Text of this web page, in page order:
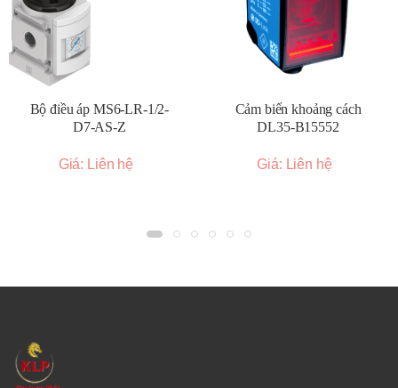
Bộ điều áp MS6-LR-1/2-
D7-AS-Z
Giá: Liên hệ
Cảm biến khoảng cách
DL35-B15552
Giá: Liên hệ